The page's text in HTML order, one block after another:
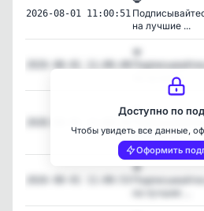
2026-08-01 11:00:51
на лучшие ...
2026-08-01 11:00:48
💋
на лучшие ...
💋
на лучшие ...
💋
на лучшие ...
Доступно по
Чтобы увидеть все данные,
Оформить